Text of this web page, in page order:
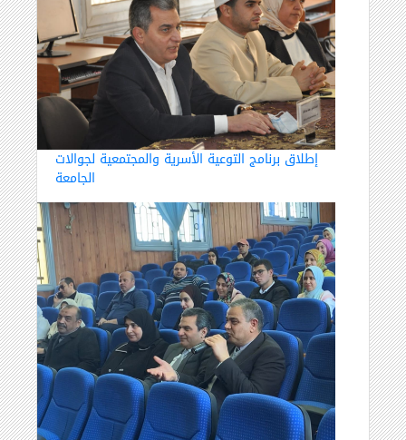
إطلاق برنامج التوعية الأسرية والمجتمعية لجوالات
الجامعة